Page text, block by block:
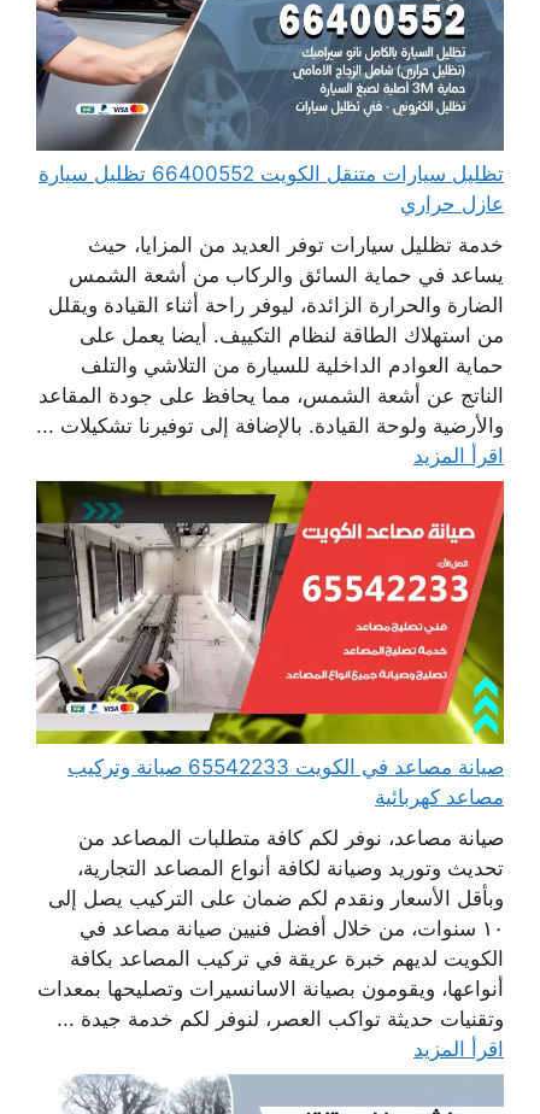
تظليل سيارات متنقل الكويت 66400552 تظليل سيارة
عازل حراري
خدمة تظليل سيارات توفر العديد من المزايا، حيث
يساعد في حماية السائق والركاب من أشعة الشمس
الضارة والحرارة الزائدة، ليوفر راحة أثناء القيادة ويقلل
من استهلاك الطاقة لنظام التكييف. أيضا يعمل على
حماية العوادم الداخلية للسيارة من التلاشي والتلف
الناتج عن أشعة الشمس، مما يحافظ على جودة المقاعد
والأرضية ولوحة القيادة. بالإضافة إلى توفيرنا تشكيلات ...
اقرأ المزيد
صيانة مصاعد في الكويت 65542233 صيانة وتركيب
مصاعد كهربائية
صيانة مصاعد، نوفر لكم كافة متطلبات المصاعد من
تحديث وتوريد وصيانة لكافة أنواع المصاعد التجارية،
وبأقل الأسعار ونقدم لكم ضمان على التركيب يصل إلى
١٠ سنوات، من خلال أفضل فنيين صيانة مصاعد في
الكويت لديهم خبرة عريقة في تركيب المصاعد بكافة
أنواعها، ويقومون بصيانة الاسانسيرات وتصليحها بمعدات
وتقنيات حديثة تواكب العصر، لنوفر لكم خدمة جيدة ...
اقرأ المزيد